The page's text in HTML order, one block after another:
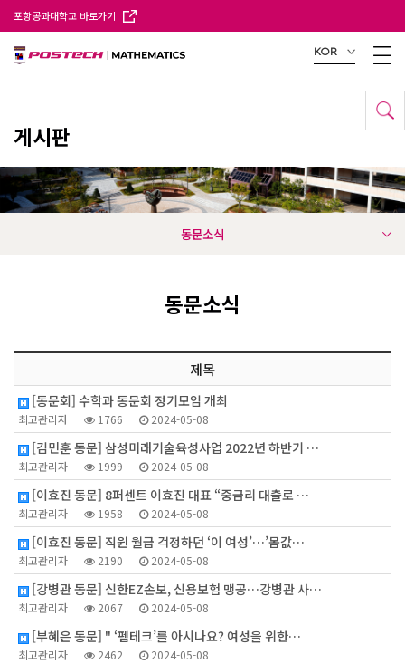
포항공과대학교 바로가기
KOR
게시판
동문소식
동문소식
제목
[동문회] 수학과 동문회 정기모임 개최
최고관리자 1766 2024-05-08
[김민훈 동문] 삼성미래기술육성사업 2022년 하반기 …
최고관리자 1999 2024-05-08
[이효진 동문] 8퍼센트 이효진 대표 “중금리 대출로 …
최고관리자 1958 2024-05-08
[이효진 동문] 직원 월급 걱정하던 ‘이 여성’…’몸값…
최고관리자 2190 2024-05-08
[강병관 동문] 신한EZ손보, 신용보험 맹공…강병관 사…
최고관리자 2067 2024-05-08
[부혜은 동문] " ‘펨테크’를 아시나요? 여성을 위한…
최고관리자 2462 2024-05-08